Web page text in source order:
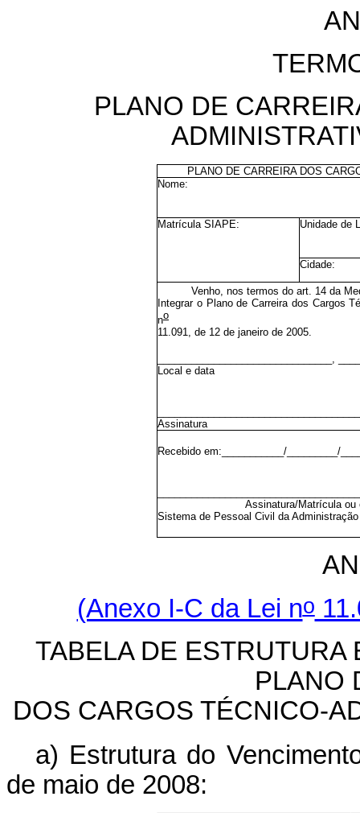
PLANO DE
PLANO DE CARREIRA DOS
Nome:
Matrícula SIAPE: Unidade de
Cidade:
Venho, nos termos do art. 14 da
Integrar o Plano de Carreira dos Cargos
no
11.091, de 12 de janeiro de 2005.
_______________________________,
Local e data
Assinatura
Recebido em:___________/_________/
Assinatura/Matrícula ou
Sistema de Pessoal Civil da
(Anexo I-C da Lei no
TABELA DE
PLANO
DOS CARGOS TÉCNICO-
a) Estrutura do
de maio de 2008: